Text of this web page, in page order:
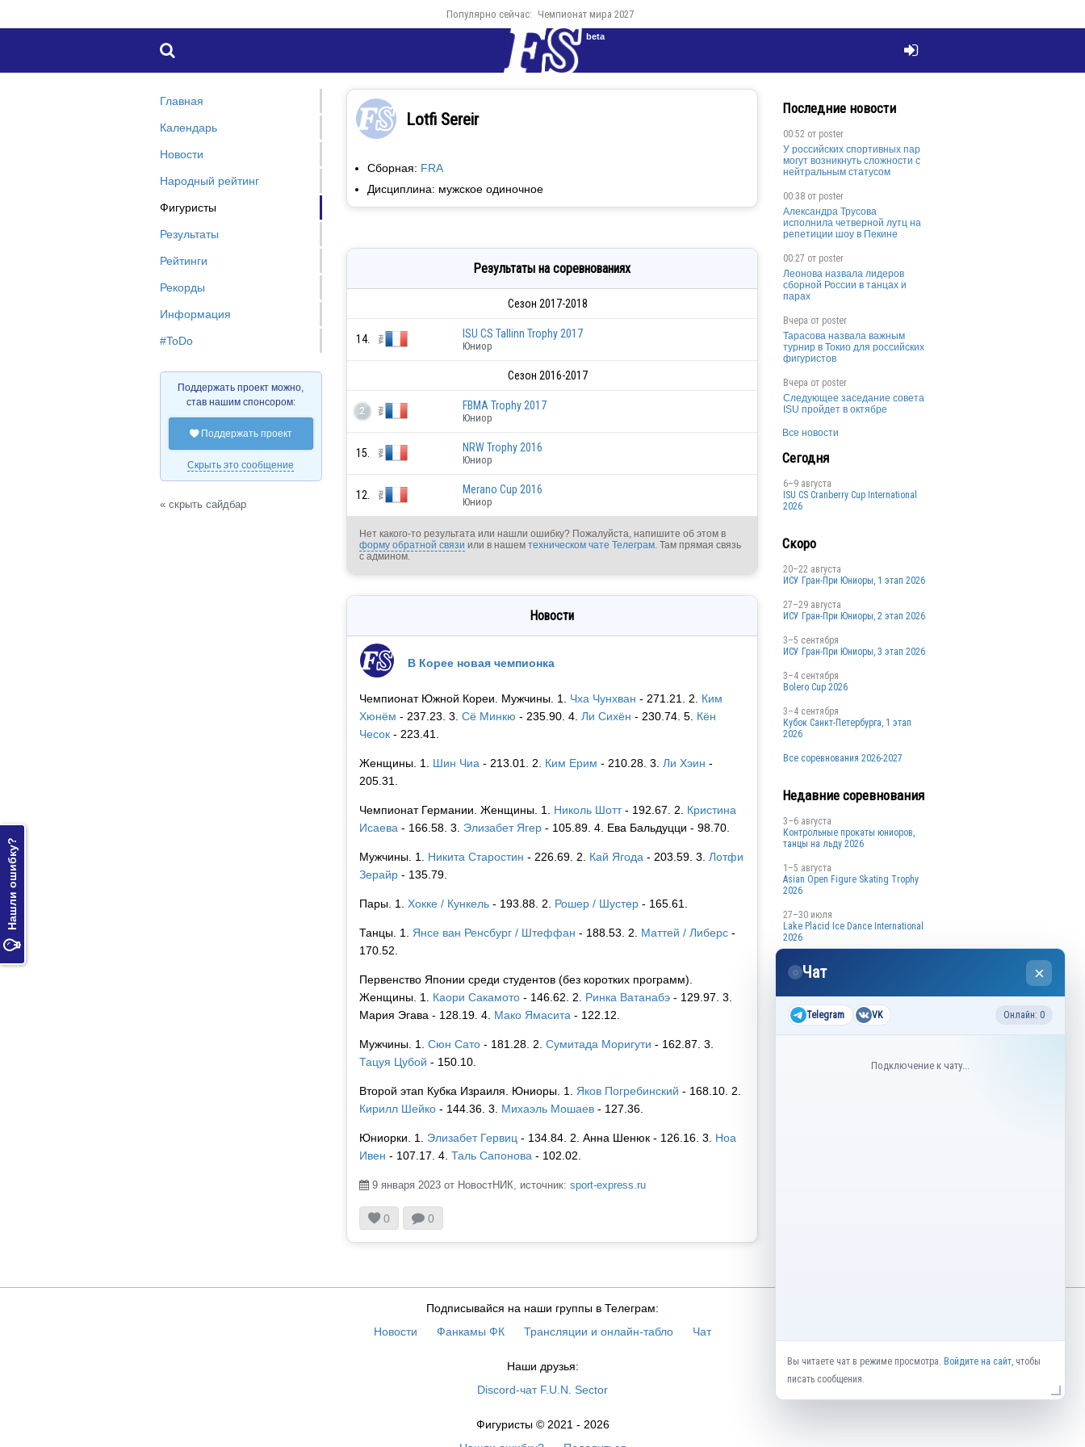

Нашли ошибку?
Популярно сейчас: Чемпионат мира 2027
 
beta
Lotfi Sereir
Сборная: FRA
Дисциплина: мужское одиночное
Результаты на соревнованиях
Сезон 2017-2018
14. ISU CS Tallinn Trophy 2017
Юниор
Сезон 2016-2017
2 FBMA Trophy 2017
Юниор
15.
FRA
NRW Trophy 2016
Юниор
12.
FRA
Merano Cup 2016
Юниор
Нет какого-то результата или нашли ошибку? Пожалуйста, напишите об этом в
форму обратной связи или в нашем техническом чате Телеграм. Там прямая связь
с админом.
Новости
В Корее новая чемпионка
Чемпионат Южной Кореи. Мужчины. 1. Чха Чунхван - 271.21. 2. Ким
Хюнём - 237.23. 3. Сё Минкю - 235.90. 4. Ли Сихён - 230.74. 5. Кён
Чесок- 223.41.
Женщины. 1. Шин Чиа - 213.01. 2. Ким Ерим - 210.28. 3. Ли Хэин -
205.31.
Чемпионат Германии. Женщины. 1. Николь Шотт- 192.67. 2. Кристина
Исаева - 166.58. 3. Элизабет Ягер- 105.89. 4. Ева Бальдуцци - 98.70.
Мужчины. 1. Никита Старостин - 226.69. 2. Кай Ягода - 203.59. 3. Лотфи
Зерайр- 135.79.
Пары. 1. Хокке / Кункель- 193.88. 2. Рошер / Шустер- 165.61.
Танцы. 1. Янсе ван Ренсбург / Штеффан - 188.53. 2. Маттей / Либерс-
170.52.
Первенство Японии среди студентов (без коротких программ).
Женщины. 1. Каори Сакамото- 146.62. 2. Ринка Ватанабэ- 129.97. 3.
Мария Эгава - 128.19. 4. Мако Ямасита - 122.12.
Мужчины. 1. Сюн Сато- 181.28. 2. Сумитада Моригути - 162.87. 3.
Тацуя Цубой - 150.10.
Второй этап Кубка Израиля. Юниоры. 1. Яков Погребинский - 168.10. 2.
Кирилл Шейко- 144.36. 3. Михаэль Мошаев- 127.36.
Юниорки. 1. Элизабет Гервиц - 134.84. 2. Анна Шенюк - 126.16. 3. Ноа
Ивен - 107.17. 4. Таль Сапонова - 102.02.
9 января 2023 от НовостНИК, источник: sport-express.ru
0 0
Главная
Календарь
Новости
Народный рейтинг
Фигуристы
Результаты
Рейтинги
Рекорды
Информация
#ToDo
Поддержать проект можно,
став нашим спонсором:
Поддержать проект
Скрыть это сообщение
« скрыть сайдбар
Последние новости
00:52 от poster
У российских спортивных пар
могут возникнуть сложности с
нейтральным статусом
00:38 от poster
Александра Трусова
исполнила четверной лутц на
репетиции шоу в Пекине
00:27 от poster
Леонова назвала лидеров
сборной России в танцах и
парах
Вчера от poster
Тарасова назвала важным
турнир в Токио для российских
фигуристов
Вчера от poster
Следующее заседание совета
ISU пройдет в октябре
Все новости
Сегодня
6–9 августа
ISU CS Cranberry Cup International
2026
Скоро
20–22 августа
ИСУ Гран-При Юниоры, 1 этап 2026
27–29 августа
ИСУ Гран-При Юниоры, 2 этап 2026
3–5 сентября
ИСУ Гран-При Юниоры, 3 этап 2026
3–4 сентября
Bolero Cup 2026
3–4 сентября
Кубок Санкт-Петербурга, 1 этап
2026
Все соревнования 2026-2027
Недавние соревнования
3–6 августа
Контрольные прокаты юниоров,
танцы на льду 2026
1–5 августа
Asian Open Figure Skating Trophy
2026
27–30 июля
Lake Placid Ice Dance International
2026
Финал Кубок Снеж.ком 2026
29 апреля – 2 мая
Кубок Ленинградской области
Финал 2026
Подписывайся на наши группы в Телеграм:
Новости
Фанкамы ФК Трансляции и онлайн-табло Чат
Наши друзья:
Discord-чат F.U.N. Sector
Фигуристы © 2021 - 2026
×
◌ Чат
Telegram VK Онлайн: 0
Подключение к чату...
Вы читаете чат в режиме просмотра. Войдите на сайт, чтобы
писать сообщения.